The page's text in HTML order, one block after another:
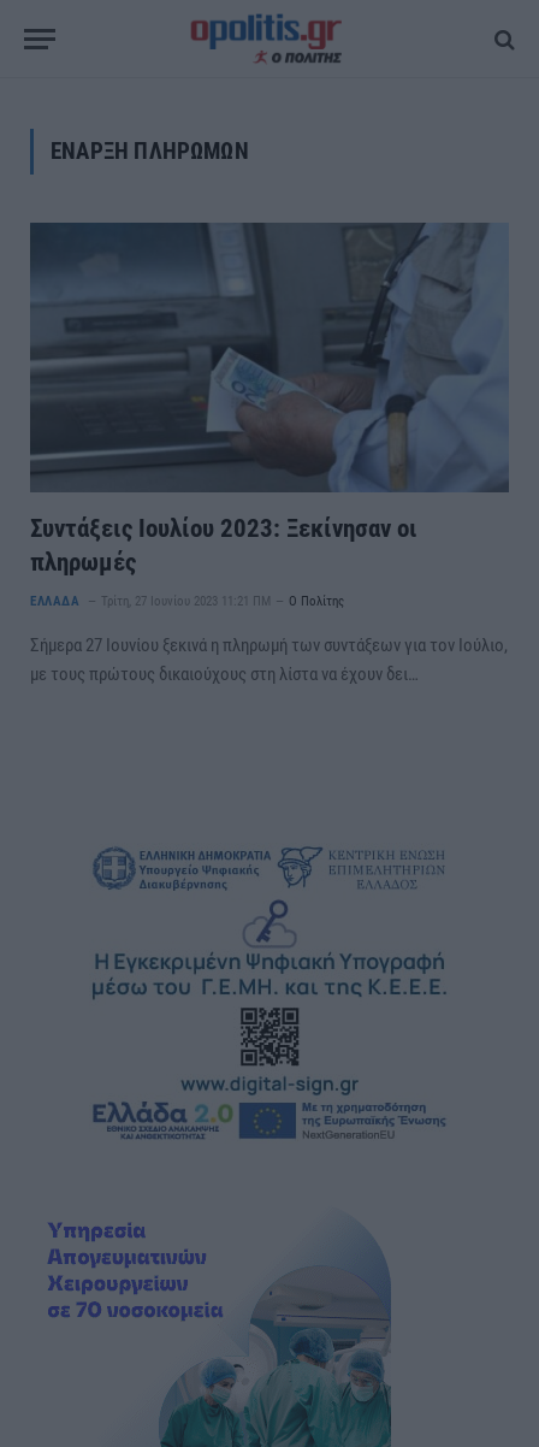
ΕΝΑΡΞΗ ΠΛΗΡΩΜΩΝ
Συντάξεις Ιουλίου 2023: Ξεκίνησαν οι
πληρωμές
ΕΛΛΑΔΑ Τρίτη, 27 Ιουνίου 2023 11:21 ΠΜ Ο Πολίτης
Σήμερα 27 Ιουνίου ξεκινά η πληρωμή των συντάξεων για τον Ιούλιο,
με τους πρώτους δικαιούχους στη λίστα να έχουν δει…